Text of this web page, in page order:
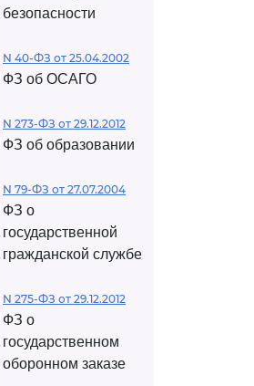
безопасности
N 40-ФЗ от 25.04.2002
ФЗ об ОСАГО
N 273-ФЗ от 29.12.2012
ФЗ об образовании
N 79-ФЗ от 27.07.2004
ФЗ о
государственной
гражданской службе
N 275-ФЗ от 29.12.2012
ФЗ о
государственном
оборонном заказе